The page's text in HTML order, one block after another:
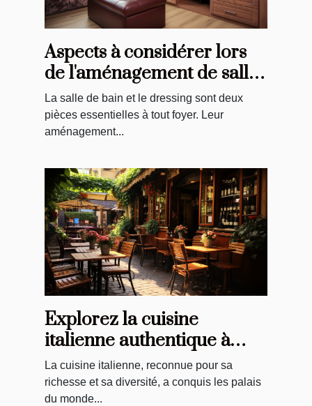
Aspects à considérer lors
de l'aménagement de salles
de bain et de dressings
La salle de bain et le dressing sont deux
pièces essentielles à tout foyer. Leur
aménagement...
Explorez la cuisine
italienne authentique à
Troyes: une revue
La cuisine italienne, reconnue pour sa
richesse et sa diversité, a conquis les palais
du monde...